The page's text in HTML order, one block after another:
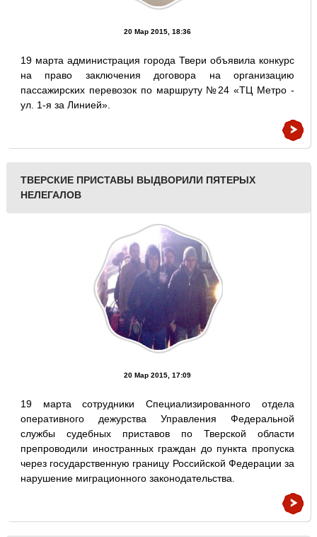
20 Мар 2015, 18:36
19 марта администрация города Твери объявила конкурс
на право заключения договора на организацию
пассажирских перевозок по маршруту №24 «ТЦ Метро -
ул. 1-я за Линией».
ТВЕРСКИЕ ПРИСТАВЫ ВЫДВОРИЛИ ПЯТЕРЫХ
НЕЛЕГАЛОВ
20 Мар 2015, 17:09
19 марта сотрудники Специализированного отдела
оперативного дежурства Управления Федеральной
службы судебных приставов по Тверской области
препроводили иностранных граждан до пункта пропуска
через государственную границу Российской Федерации за
нарушение миграционного законодательства.